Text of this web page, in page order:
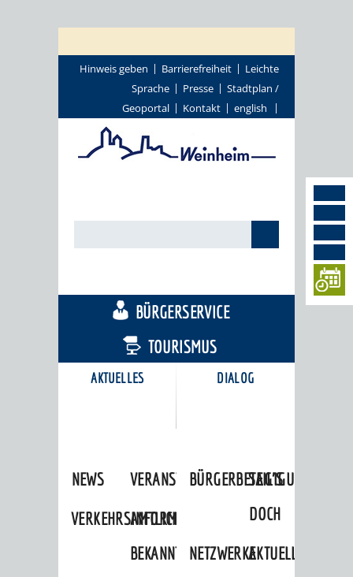
Hinweis geben Barrierefreiheit
Leichte
Sprache
Presse
Stadtplan /
Geoportal
Kontakt english
AKTUELLES
NEWS
VERANSTALTUNGSKALENDER
VERKEHRSINFORMATIONEN
AMTLICHE
BEKANNTMACHUNGEN
DIALOG
BÜRGERBETEILIGUNG
SAG'S
DOCH
NETZWERKEAKTUELLE
BÜRGERSERVICE
TOURISMUS
KARRIEREPORTAL